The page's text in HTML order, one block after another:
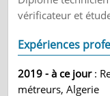
vérificateur et
Expériences
2019 - à ce jour:
métreurs, Algerie